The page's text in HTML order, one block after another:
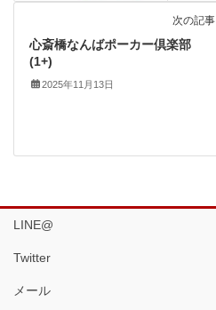
次の記事
心斎橋なんばポーカー倶楽部
(1+)
2025年11月13日
LINE@
Twitter
メール